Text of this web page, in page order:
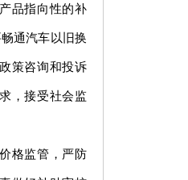
品指向性的补
通汽车以旧换
策咨询和投诉
，接受社会监
格监管，严防